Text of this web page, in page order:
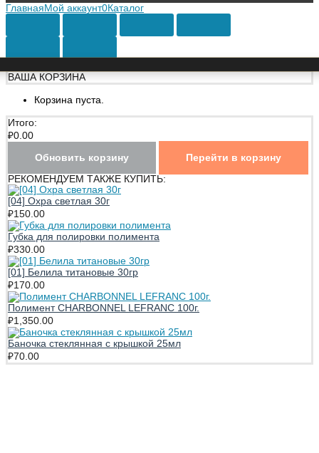
Главная Мой аккаунт0Каталог
ВАША КОРЗИНА
Корзина пуста.
Итого:
₽0.00
Обновить корзину
Перейти в корзину
РЕКОМЕНДУЕМ ТАКЖЕ КУПИТЬ:
[04] Охра светлая 30г
₽150.00
Губка для полировки полимента
₽330.00
[01] Белила титановые 30гр
₽170.00
Полимент CHARBONNEL LEFRANC 100г.
₽1,350.00
Баночка стеклянная с крышкой 25мл
₽70.00